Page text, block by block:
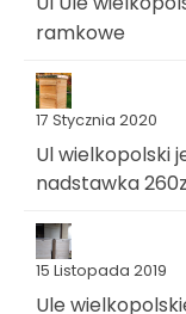
ramkowe
17 Stycznia 2020
Ul wielkopolski
nadstawka
15 Listopada 2019
Ule